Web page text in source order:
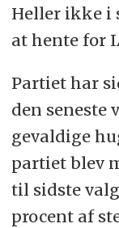
Heller ikke i
at hente for
Partiet har
den seneste
gevaldige
partiet blev
til sidste
procent af